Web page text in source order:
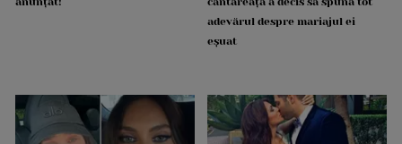
adevărul despre mariajul ei
eșuat